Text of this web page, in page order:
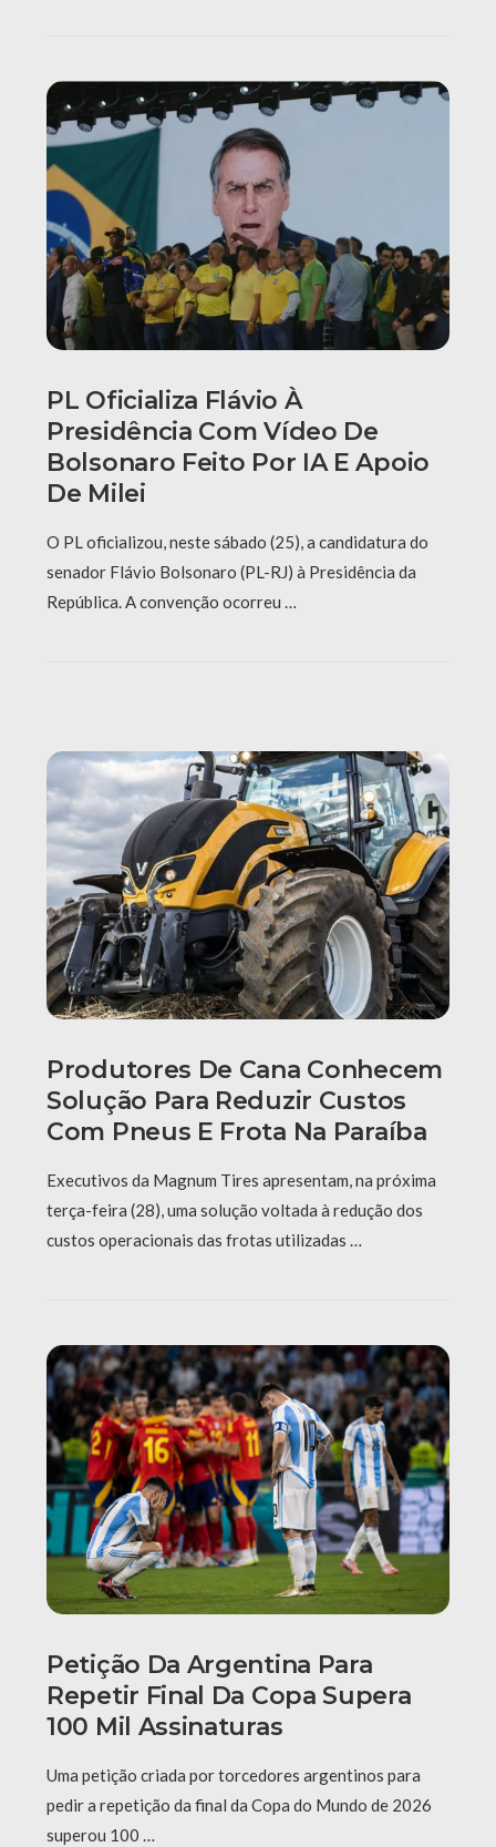
PL Oficializa Flávio À
Presidência Com Vídeo De
Bolsonaro Feito Por IA E Apoio
De Milei
O PL oficializou, neste sábado (25), a candidatura do
senador Flávio Bolsonaro (PL-RJ) à Presidência da
República. A convenção ocorreu …
Produtores De Cana Conhecem
Solução Para Reduzir Custos
Com Pneus E Frota Na Paraíba
Executivos da Magnum Tires apresentam, na próxima
terça-feira (28), uma solução voltada à redução dos
custos operacionais das frotas utilizadas …
Petição Da Argentina Para
Repetir Final Da Copa Supera
100 Mil Assinaturas
Uma petição criada por torcedores argentinos para
pedir a repetição da final da Copa do Mundo de 2026
superou 100 …